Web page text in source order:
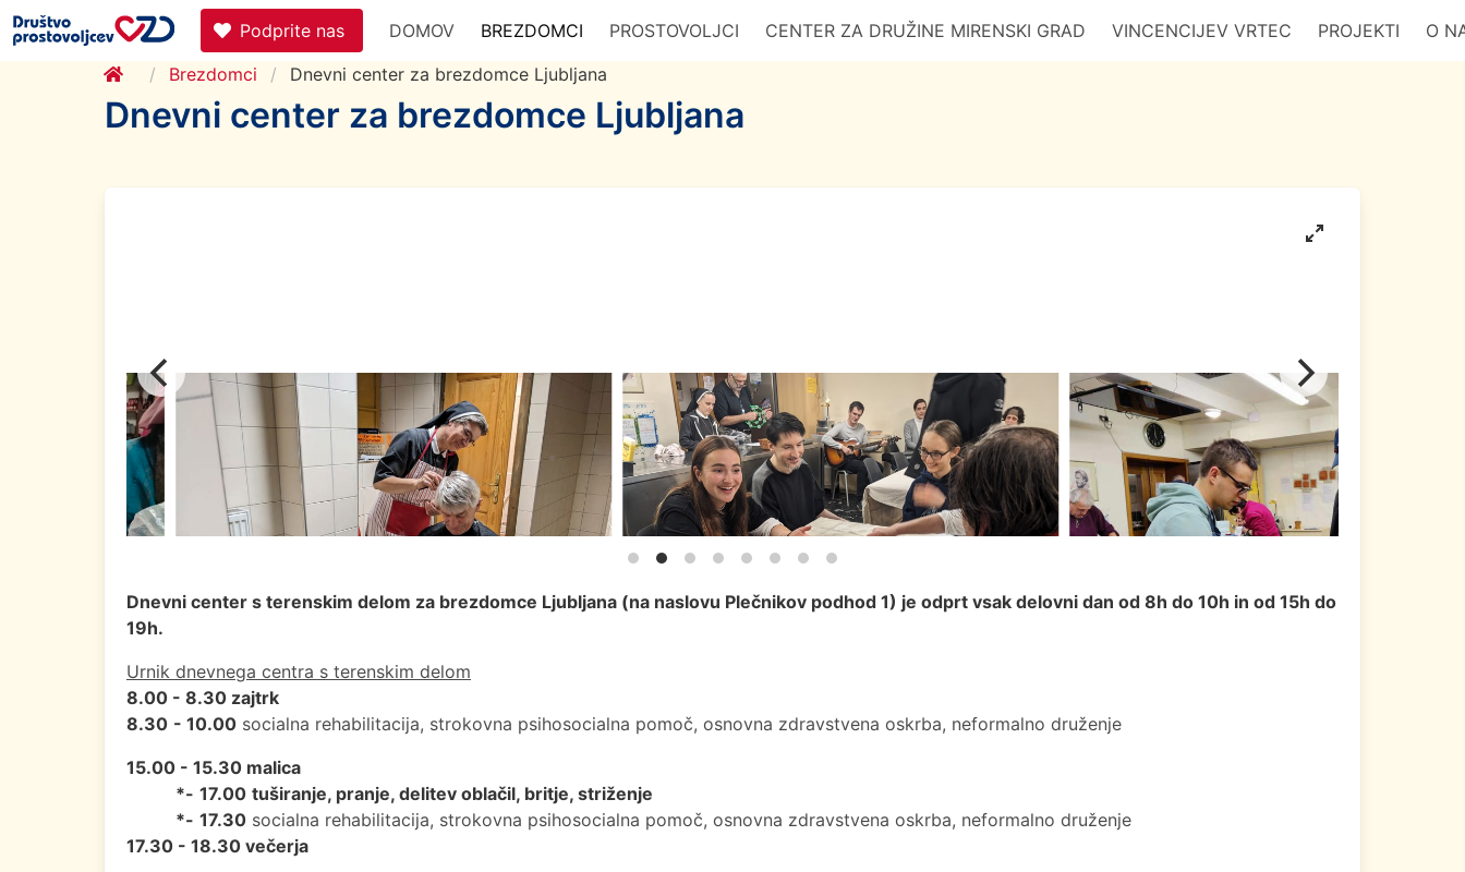
Podprite nas DOMOV BREZDOMCI PROSTOVOLJCI CENTER ZA DRUŽINE MIRENSKI GRAD VINCENCIJEV VRTEC PROJEKTI
O
Brezdomci
Dnevni center za brezdomce Ljubljana
Dnevni center za brezdomce Ljubljana
Dnevni center s terenskim delom za brezdomce Ljubljana (na naslovu Plečnikov podhod 1) je odprt vsak delovni dan od 8h do 10h in od 15h do
19h.
Urnik dnevnega centra s terenskim delom
8.00 - 8.30 zajtrk
8.30 - 10.00 socialna rehabilitacija, strokovna psihosocialna pomoč, osnovna zdravstvena oskrba, neformalno druženje
15.00 - 15.30 malica
*- 17.00 tuširanje, pranje, delitev oblačil, britje, striženje
*- 17.30 socialna rehabilitacija, strokovna psihosocialna pomoč, osnovna zdravstvena oskrba, neformalno druženje
17.30 - 18.30 večerja